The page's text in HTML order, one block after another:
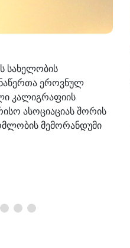
სახელობის
ეროვნულ
კალიგრაფიის
ასოციაციას შორის
მემორანდუმი